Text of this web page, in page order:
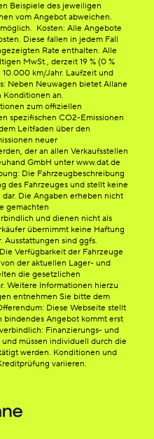
Beispiele des jeweiligen
vom Angebot abweichen.
Kosten: Alle Angebote
Diese fallen in jedem Fall
Rate enthalten. Alle
MwSt., derzeit 19 % (0 %
km/Jahr. Laufzeit und
Neben Neuwagen bietet Allane
Konditionen an.
zum offiziellen
spezifischen CO2-Emissionen
Leitfaden über den
neuer
der an allen Verkaufsstellen
GmbH unter www.dat.de
Die Fahrzeugbeschreibung
des Fahrzeuges und stellt keine
Die Angaben erheben nicht
gemachten
und dienen nicht als
übernimmt keine Haftung
sind ggfs.
Verfügbarkeit der Fahrzeuge
der aktuellen Lager- und
die gesetzlichen
Weitere Informationen hierzu
entnehmen Sie bitte dem
Diese Webseite stellt
bindendes Angebot kommt erst
Finanzierungs- und
müssen individuell durch die
werden. Konditionen und
variieren.